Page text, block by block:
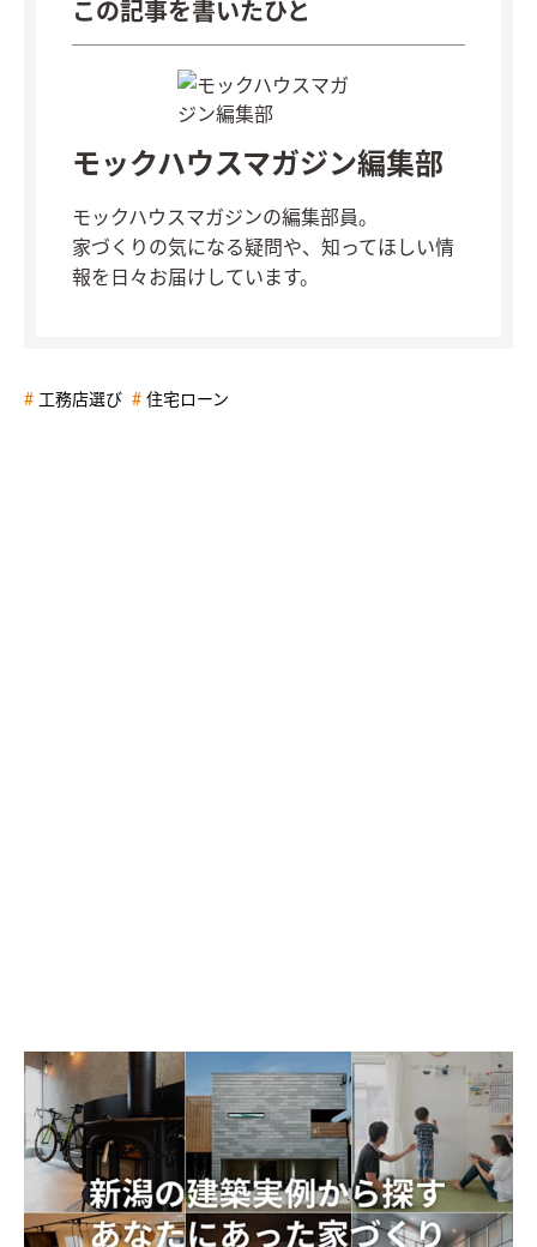
この記事を書いたひと
モックハウスマガジン編集部
モックハウスマガジンの編集部員。
家づくりの気になる疑問や、知ってほしい情
報を日々お届けしています。
工務店選び 住宅ローン